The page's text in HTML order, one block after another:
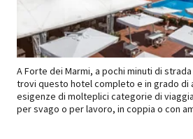
A Forte dei Marmi, a pochi minuti di
trovi questo hotel completo e in grado di
esigenze di molteplici categorie di
per svago o per lavoro, in coppia o con